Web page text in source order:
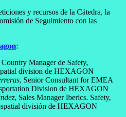
y recursos de la Cátedra, la
de Seguimiento con las
:
Country Manager de Safety,
division de HEXAGON
, Senior Consultant for EMEA
Division de HEXAGON
, Sales Manager Iberics. Safety,
división de HEXAGON